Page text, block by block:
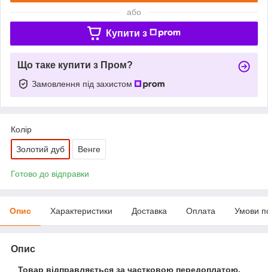
або
Купити з
Що таке купити з Пром?
Замовлення під захистом
Колір
Золотий дуб Венге
Готово до відправки
Опис Характеристики Доставка Оплата Умови
Опис
Товар відправляється за частковою передоплатою.